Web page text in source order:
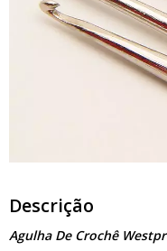
Descrição
Agulha De Crochê